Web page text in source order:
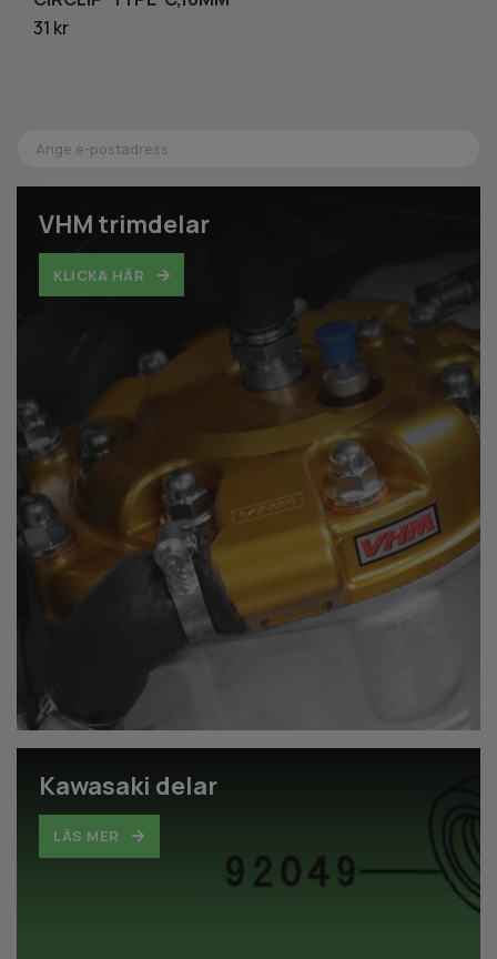
VHM trimdelar
KLICKA HÄR
Kawasaki delar
LÄS MER
31 kr